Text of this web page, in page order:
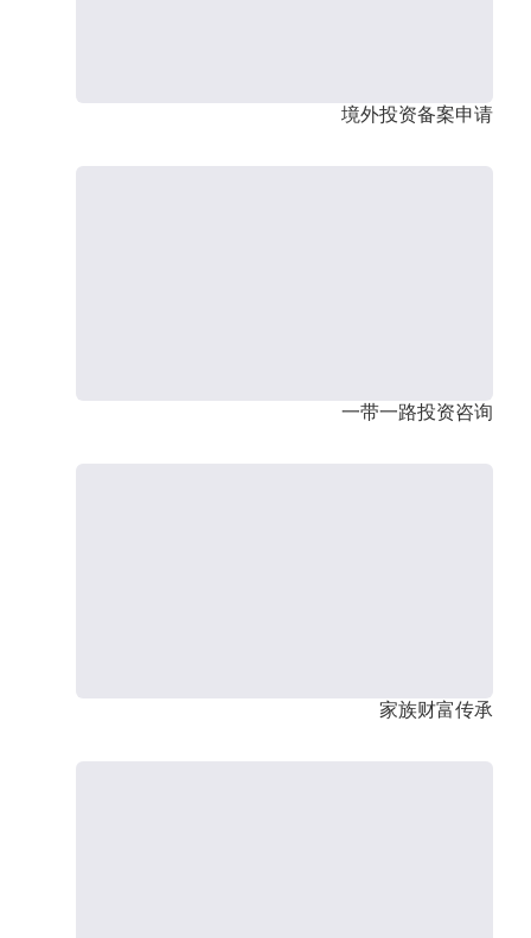
境外投资备案申请
一带一路投资咨询
家族财富传承